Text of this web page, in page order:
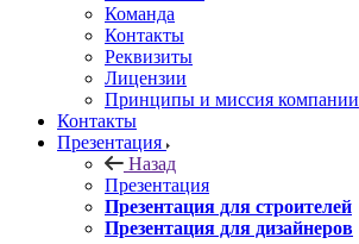
Команда
Контакты
Реквизиты
Лицензии
Принципы и миссия компании
Контакты
Презентация
Назад
Презентация
Презентация для строителей
Презентация для дизайнеров